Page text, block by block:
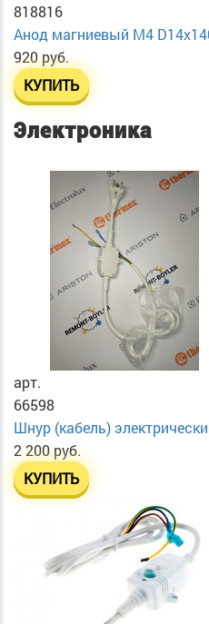
818816
Анод магниевый М4
920 руб.
КУПИТЬ
Электроника
арт.
66598
Шнур (кабель)
2 200 руб.
КУПИТЬ